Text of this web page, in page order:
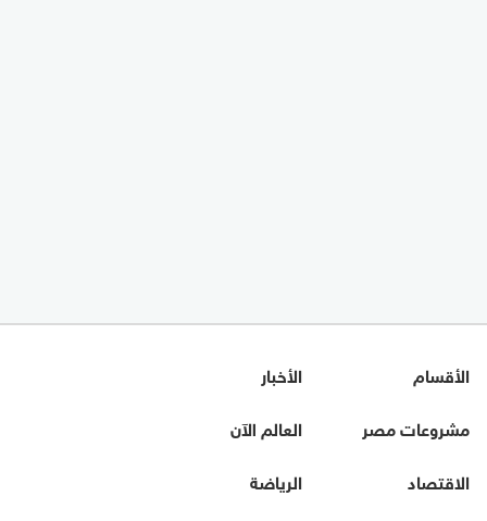
الأقسام
الأخبار
مشروعات مصر
العالم الآن
الاقتصاد
الرياضة